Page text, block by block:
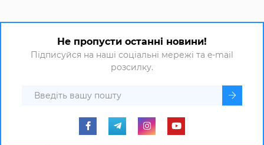
Не пропусти останні новини!
Підписуйся на наші соціальні мережі та e-mail
розсилку.